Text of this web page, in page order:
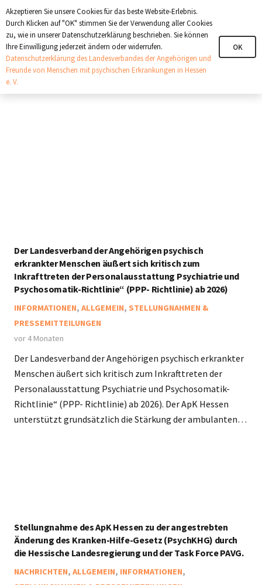
+321 123 4567 info@angehoerige-hessen.de
Der Landesverband der Angehörigen psychisch
erkrankter Menschen äußert sich kritisch zum
Inkrafttreten der Personalausstattung Psychiatrie und
Psychosomatik-Richtlinie“ (PPP- Richtlinie) ab 2026)
INFORMATIONEN, ALLGEMEIN, STELLUNGNAHMEN &
PRESSEMITTEILUNGEN
vor 4 Monaten
Der Landesverband der Angehörigen psychisch erkrankter
Menschen äußert sich kritisch zum Inkrafttreten der
Personalausstattung Psychiatrie und Psychosomatik-
Richtlinie“ (PPP- Richtlinie) ab 2026). Der ApK Hessen
unterstützt grundsätzlich die Stärkung der ambulanten…
Stellungnahme des ApK Hessen zu der angestrebten
Änderung des Kranken-Hilfe-Gesetz (PsychKHG) durch
die Hessische Landesregierung und der Task Force PAVG.
NACHRICHTEN, ALLGEMEIN, INFORMATIONEN,
Akzeptieren Sie unsere Cookies für das beste Website-Erlebnis.
Durch Klicken auf "OK" stimmen Sie der Verwendung aller Cookies
zu, wie in unserer Datenschutzerklärung beschrieben. Sie können
Ihre Einwilligung jederzeit ändern oder widerrufen.
Datenschutzerklärung des Landesverbandes der Angehörigen und
Freunde von Menschen mit psychischen Erkrankungen in Hessen
e. V.
OK